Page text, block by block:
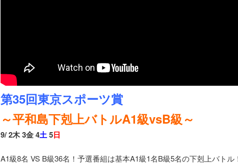
第35回東京スポーツ賞
～平和島下剋上バトルA1級vsB級～
9/ 2木 3金 4土5日
A1級8名 VS B級36名！予選番組は基本A1級1名B級5名の下剋上バトル